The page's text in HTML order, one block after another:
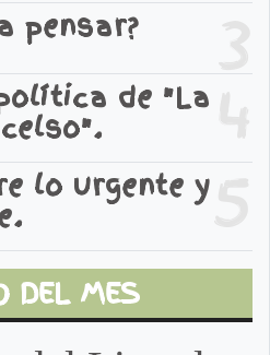
3
pensar?
4
de "La
5
lo urgente y
DEL MES